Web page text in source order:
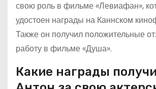
свою роль в фильме «Левиафан»,
удостоен награды на Каннском
Также он получил положительные
работу в фильме «Душа».
Какие награды